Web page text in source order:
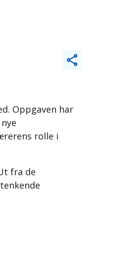
Oppgaven har
rolle i
fra de